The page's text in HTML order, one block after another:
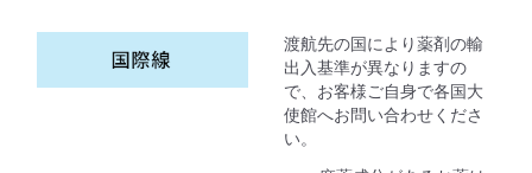
渡航先の国により薬剤の輸
出入基準が異なりますの
で、お客様ご自身で各国大
使館へお問い合わせくださ
い。